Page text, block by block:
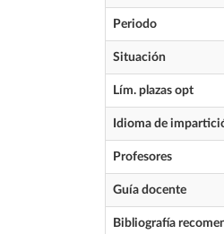
Periodo
Situación
Lím. plazas opt
Idioma de
Profesores
Guía docente
Bibliografía